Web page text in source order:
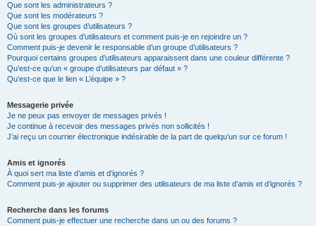
Que sont les administrateurs ?
Que sont les modérateurs ?
Que sont les groupes d’utilisateurs ?
Où sont les groupes d’utilisateurs et comment puis-je en rejoindre un ?
Comment puis-je devenir le responsable d’un groupe d’utilisateurs ?
Pourquoi certains groupes d’utilisateurs apparaissent dans une couleur différente ?
Qu’est-ce qu’un « groupe d’utilisateurs par défaut » ?
Qu’est-ce que le lien « L’équipe » ?
Messagerie privée
Je ne peux pas envoyer de messages privés !
Je continue à recevoir des messages privés non sollicités !
J’ai reçu un courrier électronique indésirable de la part de quelqu’un sur ce forum !
Amis et ignorés
À quoi sert ma liste d’amis et d’ignorés ?
Comment puis-je ajouter ou supprimer des utilisateurs de ma liste d’amis et d’ignorés ?
Recherche dans les forums
Comment puis-je effectuer une recherche dans un ou des forums ?